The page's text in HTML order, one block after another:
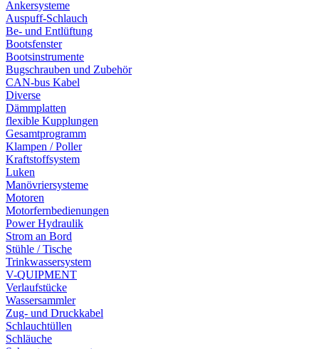
Ankersysteme
Auspuff-Schlauch
Be- und Entlüftung
Bootsfenster
Bootsinstrumente
Bugschrauben und Zubehör
CAN-bus Kabel
Diverse
Dämmplatten
flexible Kupplungen
Gesamtprogramm
Klampen / Poller
Kraftstoffsystem
Luken
Manövriersysteme
Motoren
Motorfernbedienungen
Power Hydraulik
Strom an Bord
Stühle / Tische
Trinkwassersystem
V-QUIPMENT
Verlaufstücke
Wassersammler
Zug- und Druckkabel
Schlauchtüllen
Schläuche